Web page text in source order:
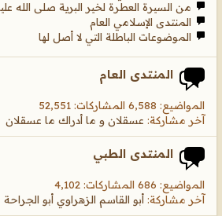
من السيرة العطرة لخير البرية صلى الله
المنتدى الإسلامي العام
الموضوعات الباطلة التي لا أصل لها
المنتدى العام
المواضيع: 6,588 المشاركات: 52,551
آخر مشاركة: عسقلان و ما أدراك ما عسقلان
المنتدى الطبي
المواضيع: 686 المشاركات: 4,102
آخر مشاركة: أبو القاسم الزهراوي أبو الجراحة